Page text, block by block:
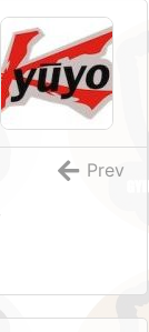
Prev